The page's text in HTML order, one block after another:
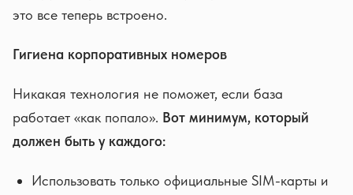
это все теперь встроено.
Гигиена корпоративных номеров
Никакая технология не поможет, если база
работает «как попало». Вот минимум, который
должен быть у каждого:
Использовать только официальные SIM-карты и